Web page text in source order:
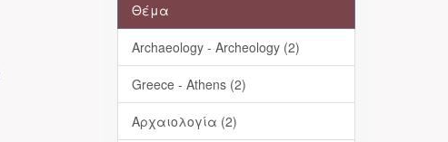
Θέμα
Archaeology - Archeology (2)
Greece - Athens (2)
Αρχαιολογία (2)